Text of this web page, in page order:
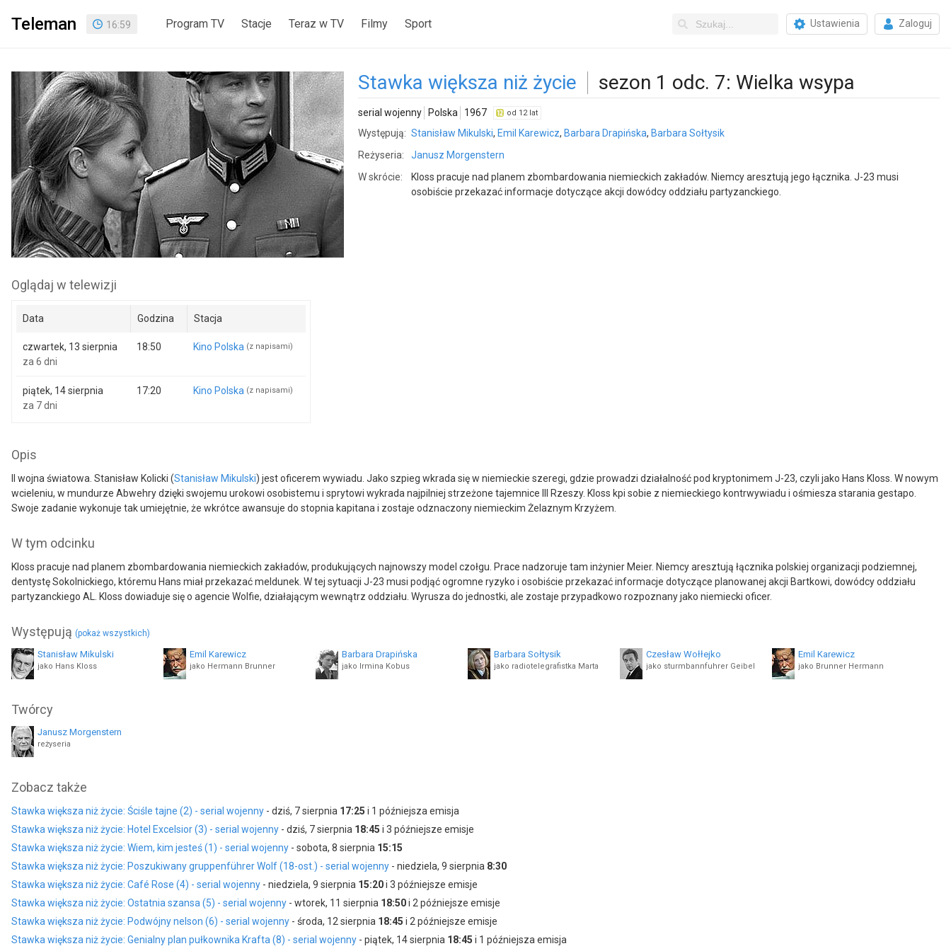
Teleman 16:59 Program TV Stacje Teraz w TV Filmy Sport Ustawienia Zaloguj
Stawka większa niż życie sezon 1 odc. 7: Wielka wsypa
serial wojenny Polska 1967 od 12 lat
Występują: Stanisław Mikulski, Emil Karewicz, Barbara Drapińska, Barbara Sołtysik
Reżyseria:
Janusz Morgenstern
W skrócie:
Kloss pracuje nad planem zbombardowania niemieckich zakładów. Niemcy aresztują jego łącznika. J-23 musi
osobiście przekazać informacje dotyczące akcji dowódcy oddziału partyzanckiego.
Oglądaj w telewizji
Data Godzina Stacja
czwartek, 13 sierpnia
za 6 dni
18:50 Kino Polska (z napisami)
piątek, 14 sierpnia
za 7 dni
17:20 Kino Polska (z napisami)
Opis
II wojna światowa. Stanisław Kolicki (Stanisław Mikulski) jest oficerem wywiadu. Jako szpieg wkrada się w niemieckie szeregi, gdzie prowadzi działalność pod kryptonimem J-23, czyli jako Hans Kloss. W nowym
wcieleniu, w mundurze Abwehry dzięki swojemu urokowi osobistemu i sprytowi wykrada najpilniej strzeżone tajemnice III Rzeszy. Kloss kpi sobie z niemieckiego kontrwywiadu i ośmiesza starania gestapo.
Swoje zadanie wykonuje tak umiejętnie, że wkrótce awansuje do stopnia kapitana i zostaje odznaczony niemieckim Żelaznym Krzyżem.
W tym odcinku
Kloss pracuje nad planem zbombardowania niemieckich zakładów, produkujących najnowszy model czołgu. Prace nadzoruje tam inżynier Meier. Niemcy aresztują łącznika polskiej organizacji podziemnej,
dentystę Sokolnickiego, któremu Hans miał przekazać meldunek. W tej sytuacji J-23 musi podjąć ogromne ryzyko i osobiście przekazać informacje dotyczące planowanej akcji Bartkowi, dowódcy oddziału
partyzanckiego AL. Kloss dowiaduje się o agencie Wolfie, działającym wewnątrz oddziału. Wyrusza do jednostki, ale zostaje przypadkowo rozpoznany jako niemiecki oficer.
Występują (pokaż wszystkich)
Stanisław Mikulski
jako Hans Kloss
Emil Karewicz
jako Hermann Brunner
Barbara Drapińska
jako Irmina Kobus
Barbara Sołtysik
jako radiotelegrafistka Marta
Czesław Wołłejko
jako sturmbannfuhrer Geibel
Emil Karewicz
jako Brunner Hermann
Twórcy
Janusz Morgenstern
reżyseria
Zobacz także
Stawka większa niż życie: Ściśle tajne (2) - serial wojenny - dziś, 7 sierpnia 17:25 i 1 późniejsza emisja
Stawka większa niż życie: Hotel Excelsior (3) - serial wojenny - dziś, 7 sierpnia 18:45 i 3 późniejsze emisje
Stawka większa niż życie: Wiem, kim jesteś (1) - serial wojenny - sobota, 8 sierpnia 15:15
Stawka większa niż życie: Poszukiwany gruppenführer Wolf (18-ost.) - serial wojenny - niedziela, 9 sierpnia 8:30
Stawka większa niż życie: Café Rose (4) - serial wojenny - niedziela, 9 sierpnia 15:20i 3 późniejsze emisje
Stawka większa niż życie: Ostatnia szansa (5) - serial wojenny - wtorek, 11 sierpnia 18:50i 2 późniejsze emisje
Stawka większa niż życie: Podwójny nelson (6) - serial wojenny - środa, 12 sierpnia 18:45 i 2 późniejsze emisje
Stawka większa niż życie: Genialny plan pułkownika Krafta (8) - serial wojenny - piątek, 14 sierpnia 18:45 i 1 późniejsza emisja